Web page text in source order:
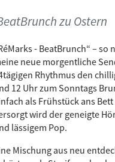
Got it Bad
Why can‘t we live
Cantaloupe Island
It‘s all Right
Save a Little Love
Nevermore
Drifting away
Slave to the rhythm
zu Ostern
- BeatBrunch“ –
neue morgentliche
Rhythmus den
12 Uhr zum Sonntags
als Frühstück ans
wird der geneigte
lässigem Pop.
Mischung aus neu